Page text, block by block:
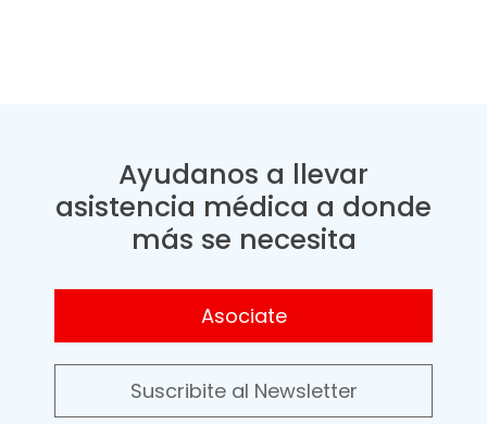
Ayudanos a llevar
asistencia médica a donde
más se necesita
Asociate
Suscribite al Newsletter